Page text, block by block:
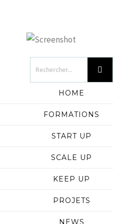
HOME
FORMATIONS
START UP
SCALE UP
KEEP UP
PROJETS
NEWS